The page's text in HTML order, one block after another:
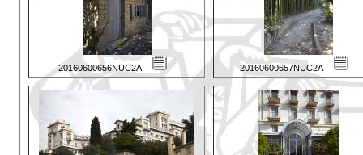
20160600656NUC2A 20160600657NUC2A